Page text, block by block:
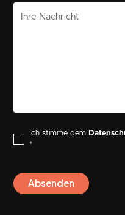
Ich stimme dem
*